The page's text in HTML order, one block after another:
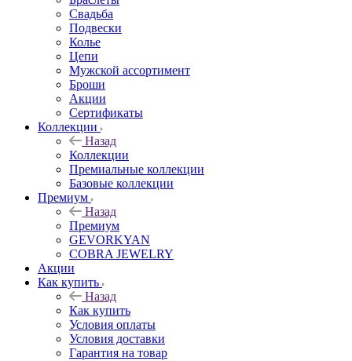
Свадьба
Подвески
Колье
Цепи
Мужской ассортимент
Броши
Акции
Сертификаты
Коллекции
Назад
Коллекции
Премиальные коллекции
Базовые коллекции
Премиум
Назад
Премиум
GEVORKYAN
COBRA JEWELRY
Акции
Как купить
Назад
Как купить
Условия оплаты
Условия доставки
Гарантия на товар